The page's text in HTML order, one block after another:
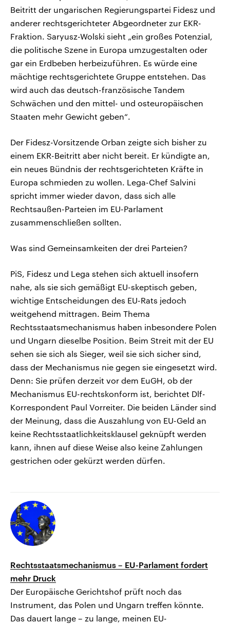
Beitritt der ungarischen Regierungspartei Fidesz und
anderer rechtsgerichteter Abgeordneter zur EKR-
Fraktion. Saryusz-Wolski sieht „ein großes Potenzial,
die politische Szene in Europa umzugestalten oder
gar ein Erdbeben herbeizuführen. Es würde eine
mächtige rechtsgerichtete Gruppe entstehen. Das
wird auch das deutsch-französische Tandem
Schwächen und den mittel- und osteuropäischen
Staaten mehr Gewicht geben“.
Der Fidesz-Vorsitzende Orban zeigte sich bisher zu
einem EKR-Beitritt aber nicht bereit. Er kündigte an,
ein neues Bündnis der rechtsgerichteten Kräfte in
Europa schmieden zu wollen. Lega-Chef Salvini
spricht immer wieder davon, dass sich alle
Rechtsaußen-Parteien im EU-Parlament
zusammenschließen sollten.
Was sind Gemeinsamkeiten der drei Parteien?
PiS, Fidesz und Lega stehen sich aktuell insofern
nahe, als sie sich gemäßigt EU-skeptisch geben,
wichtige Entscheidungen des EU-Rats jedoch
weitgehend mittragen. Beim Thema
Rechtsstaatsmechanismus haben inbesondere Polen
und Ungarn dieselbe Position. Beim Streit mit der EU
sehen sie sich als Sieger, weil sie sich sicher sind,
dass der Mechanismus nie gegen sie eingesetzt wird.
Denn: Sie prüfen derzeit vor dem EuGH, ob der
Mechanismus EU-rechtskonform ist, berichtet Dlf-
Korrespondent Paul Vorreiter. Die beiden Länder sind
der Meinung, dass die Auszahlung von EU-Geld an
keine Rechtsstaatlichkeitsklausel geknüpft werden
kann, ihnen auf diese Weise also keine Zahlungen
gestrichen oder gekürzt werden dürfen.
Rechtsstaatsmechanismus – EU-Parlament fordert
mehr Druck
Der Europäische Gerichtshof prüft noch das
Instrument, das Polen und Ungarn treffen könnte.
Das dauert lange – zu lange, meinen EU-